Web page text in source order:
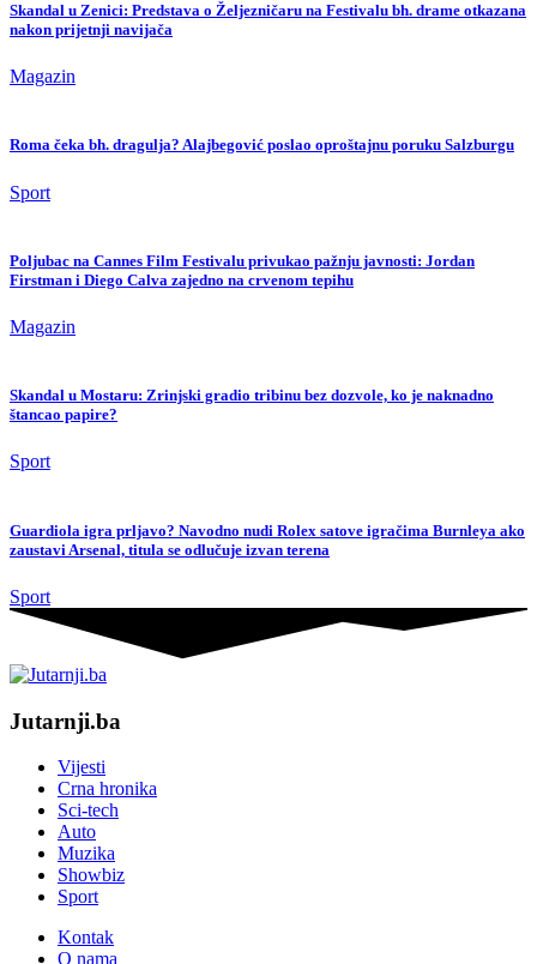
Skandal u Zenici: Predstava o Željezničaru na Festivalu bh. drame otkazana
nakon prijetnji navijača
Magazin
Roma čeka bh. dragulja? Alajbegović poslao oproštajnu poruku Salzburgu
Sport
Poljubac na Cannes Film Festivalu privukao pažnju javnosti: Jordan
Firstman i Diego Calva zajedno na crvenom tepihu
Magazin
Skandal u Mostaru: Zrinjski gradio tribinu bez dozvole, ko je naknadno
štancao papire?
Sport
Guardiola igra prljavo? Navodno nudi Rolex satove igračima Burnleya ako
zaustavi Arsenal, titula se odlučuje izvan terena
Sport
Jutarnji.ba
Vijesti
Crna hronika
Sci-tech
Auto
Muzika
Showbiz
Sport
Kontak
O nama